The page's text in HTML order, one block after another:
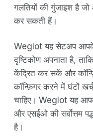
गलतियों की गुंजाइश है
कर सकती हैं।
Weglot यह सेटअप
दृष्टिकोण अपनाता है,
केंद्रित कर सकें और
कॉन्फ़िगर करने में घंटों
चाहिए। Weglot यह
और एसईओ की सर्वोत्तम
है।